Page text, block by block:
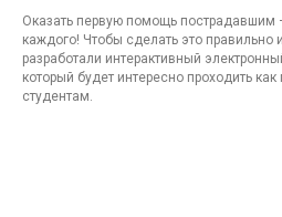
Оказать первую помощь пострадавшим
каждого! Чтобы сделать это
разработали интерактивный
который будет интересно проходить
студентам.